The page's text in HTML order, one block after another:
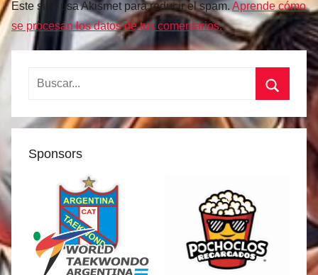
Este sitio usa Akismet para reducir el spam. Aprende cómo
se procesan los datos de tus comentarios.
Buscar:
Sponsors